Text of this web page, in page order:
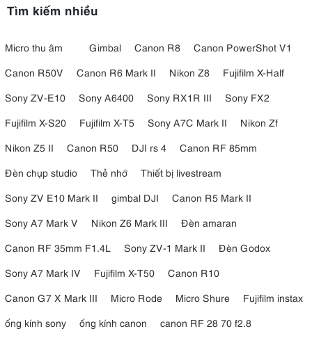
Tìm kiếm nhiều
Micro thu âm Gimbal Canon R8
Canon PowerShot V1
Canon R50V
Canon R6 Mark II Nikon Z8
Fujifilm X-Half
Sony ZV-E10
Sony A6400 Sony RX1R III
Sony FX2
Fujifilm X-S20
Fujifilm X-T5 Sony A7C Mark II
Nikon Zf
Nikon Z5 II
Canon R50 DJI rs 4
Canon RF 85mm
Đèn chụp studio
Thẻ nhớ
Thiết bị livestream
Sony ZV E10 Mark II
gimbal DJI
Canon R5 Mark II
Sony A7 Mark V
Nikon Z6 Mark III
Đèn amaran
Canon RF 35mm F1.4L
Sony ZV-1 Mark II
Đèn Godox
Sony A7 Mark IV
Fujifilm X-T50
Canon R10
Canon G7 X Mark III
Micro Rode Micro Shure
Fujifilm instax
ống kính sony
ống kính canon
canon RF 28 70 f2.8